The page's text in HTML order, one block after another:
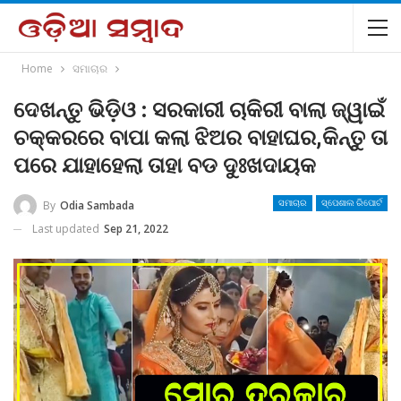
Home ସମାଚାର
ଦେଖନ୍ତୁ ଭିଡ଼ିଓ : ସରକାରୀ ଚାକିରୀ ବାଲା ଜ୍ୱାଇଁ
ଚକ୍କରରେ ବାପା କଲା ଝିଅର ବାହାଘର,କିନ୍ତୁ ତା
ପରେ ଯାହାହେଲା ତାହା ବଡ ଦୁଃଖଦାୟକ
ସମାଚାର ସ୍ପେଶାଲ ରିପୋର୍ଟ
By Odia Sambada
Last updated Sep 21, 2022